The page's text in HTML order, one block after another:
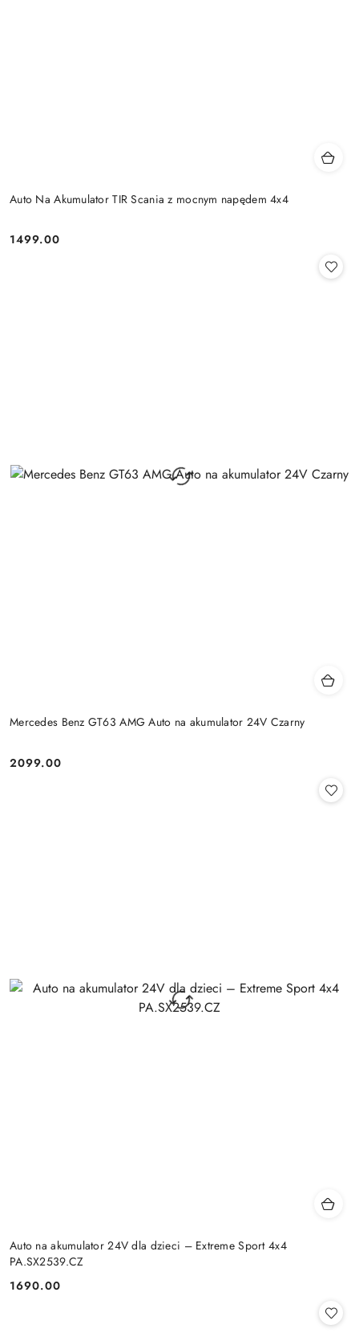
Auto Na Akumulator TIR Scania z mocnym napędem 4x4
Cena:
1499.00
Mercedes Benz GT63 AMG Auto na akumulator 24V Czarny
Cena:
2099.00
Auto na akumulator 24V dla dzieci – Extreme Sport 4x4
PA.SX2539.CZ
Cena:
1690.00